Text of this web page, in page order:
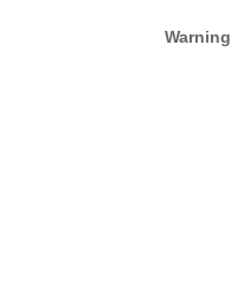
Warning